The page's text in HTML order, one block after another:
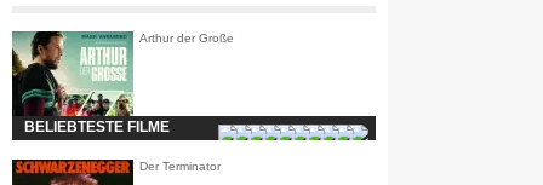
Arthur der Große
BELIEBTESTE FILME
Der Terminator